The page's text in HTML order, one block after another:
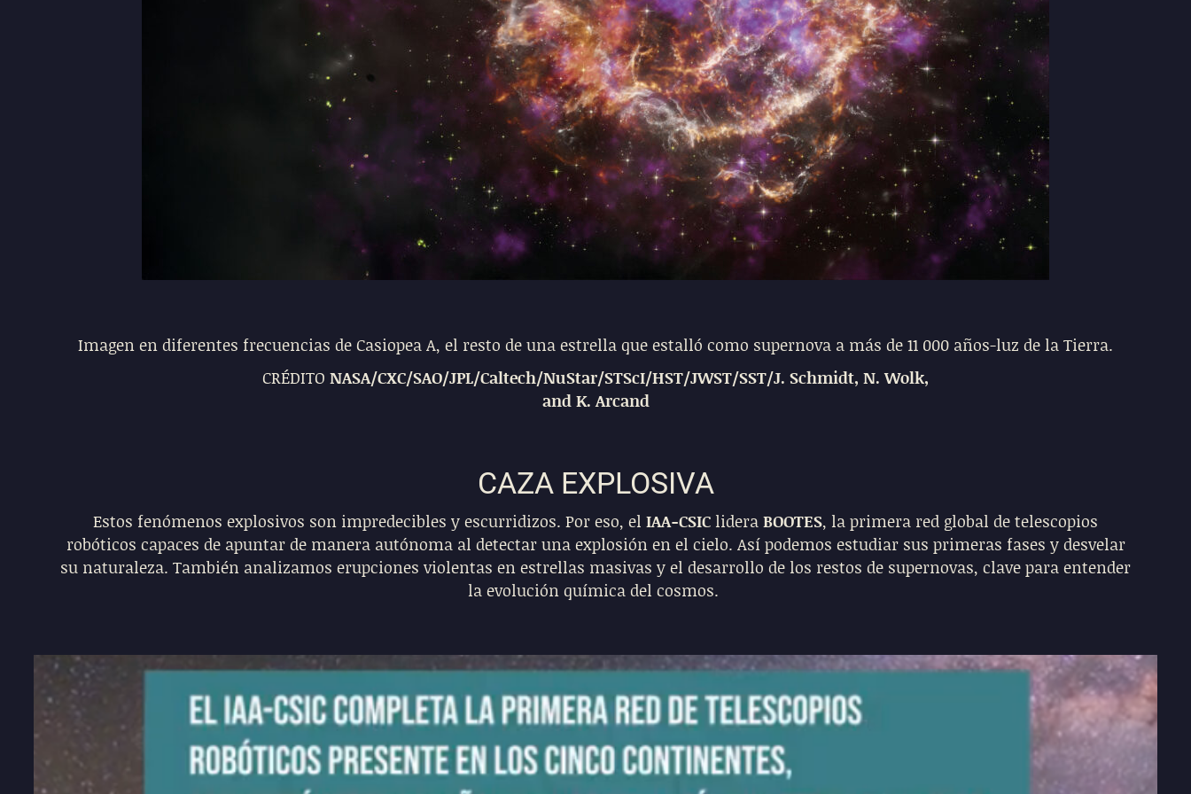
Imagen en diferentes frecuencias de Casiopea A, el resto de una estrella que estalló como supernova a más de 11 000 años-luz de la Tierra.
CRÉDITO NASA/CXC/SAO/JPL/Caltech/NuStar/STScI/HST/JWST/SST/J. Schmidt, N. Wolk,
and K. Arcand
CAZA EXPLOSIVA
Estos fenómenos explosivos son impredecibles y escurridizos. Por eso, el IAA-CSIC lideraBOOTES, la primera red global de telescopios
robóticos capaces de apuntar de manera autónoma al detectar una explosión en el cielo. Así podemos estudiar sus primeras fases y desvelar
su naturaleza. También analizamos erupciones violentas en estrellas masivas y el desarrollo de los restos de supernovas, clave para entender
la evolución química del cosmos.